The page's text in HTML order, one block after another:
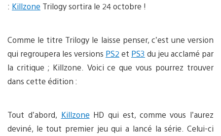
: Killzone Trilogy sortira le 24 octobre !
Comme le titre Trilogy le laisse penser, c’est une version
qui regroupera les versions PS2 et PS3 du jeu acclamé par
la critique ; Killzone. Voici ce que vous pourrez trouver
dans cette édition :
Tout d’abord, Killzone HD qui est, comme vous l’aurez
deviné, le tout premier jeu qui a lancé la série. Celui-ci